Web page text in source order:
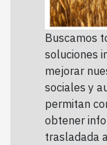
Buscamos
soluciones
mejorar
sociales y
permitan
obtener
trasladada